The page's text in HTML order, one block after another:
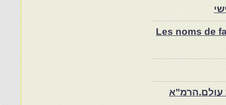
Les noms de
עולם.הרמ"א